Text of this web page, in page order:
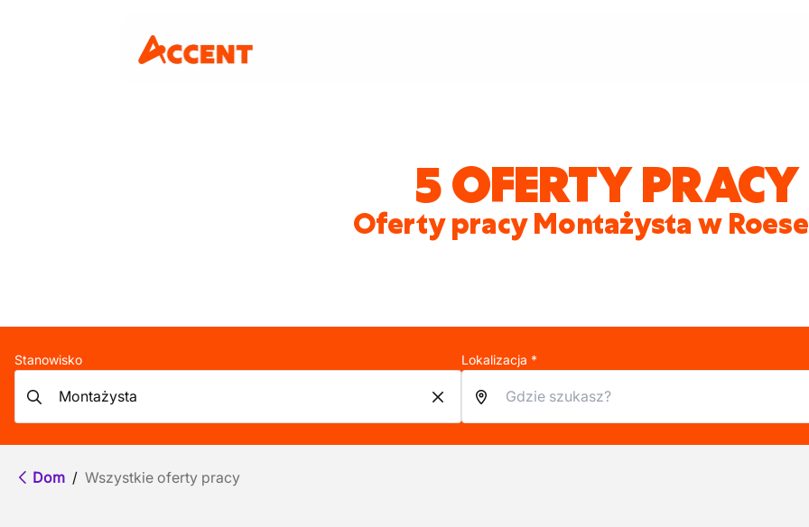
5 OFERTY PRACY
Oferty pracy Montażysta w
Stanowisko Lokalizacja *
Dom / Wszystkie oferty pracy